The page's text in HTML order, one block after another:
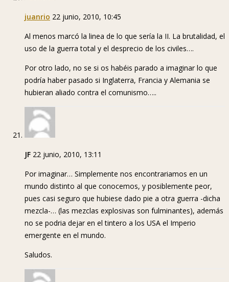
juanrio 22 junio, 2010, 10:45
Al menos marcó la linea de lo que sería la II. La brutalidad, el
uso de la guerra total y el desprecio de los civiles….
Por otro lado, no se si os habéis parado a imaginar lo que
podría haber pasado si Inglaterra, Francia y Alemania se
hubieran aliado contra el comunismo…..
JF 22 junio, 2010, 13:11
Por imaginar… Simplemente nos encontrariamos en un
mundo distinto al que conocemos, y posiblemente peor,
pues casi seguro que hubiese dado pie a otra guerra -dicha
mezcla-… (las mezclas explosivas son fulminantes), además
no se podria dejar en el tintero a los USA el Imperio
emergente en el mundo.
Saludos.